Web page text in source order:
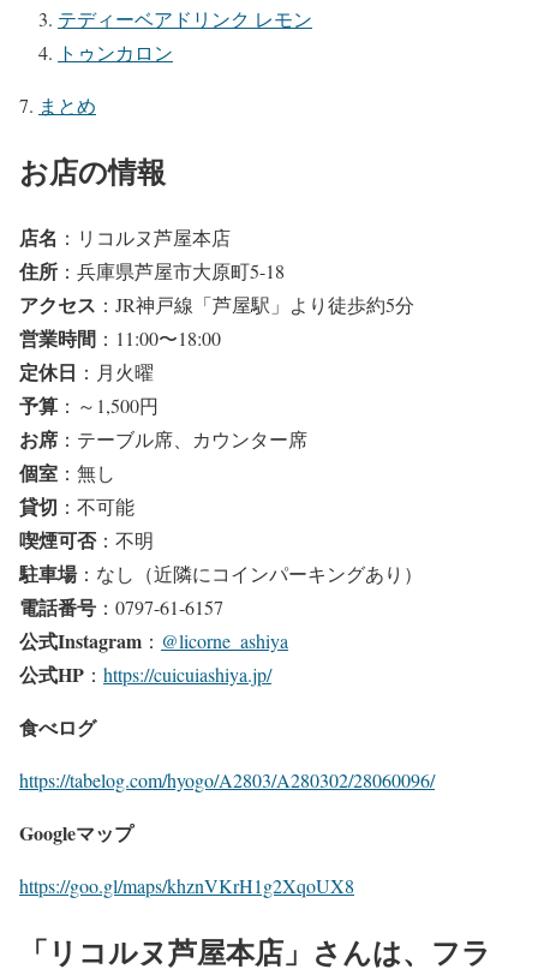
テディーベアドリンク レモン
トゥンカロン
まとめ
お店の情報
店名 ：リコルヌ芦屋本店
住所 ：兵庫県芦屋市大原町5-18
アクセス ：JR神戸線「芦屋駅」より徒歩約5分
営業時間 ：11:00〜18:00
定休日 ：月火曜
予算 ：～1,500円
お席 ：テーブル席、カウンター席
個室 ：無し
貸切 ：不可能
喫煙可否：不明
駐車場：なし（近隣にコインパーキングあり）
電話番号 ：0797-61-6157
公式Instagram ： @licorne_ashiya
公式HP ： https://cuicuiashiya.jp/
食べログ
https://tabelog.com/hyogo/A2803/A280302/28060096/
Googleマップ
https://goo.gl/maps/khznVKrH1g2XqoUX8
「リコルヌ芦屋本店」さんは、フラ